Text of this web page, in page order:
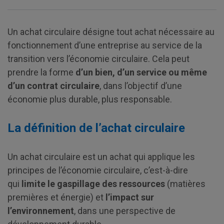
Un achat circulaire désigne tout achat nécessaire au
fonctionnement d’une entreprise au service de la
transition vers l’économie circulaire. Cela peut
prendre la forme d’un bien, d’un service ou même
d’un contrat circulaire, dans l’objectif d’une
économie plus durable, plus responsable.
La définition de l’achat circulaire
Un achat circulaire est un achat qui applique les
principes de l’économie circulaire, c’est-à-dire
qui limite le gaspillage des ressources (matières
premières et énergie) et l’impact sur
l’environnement, dans une perspective de